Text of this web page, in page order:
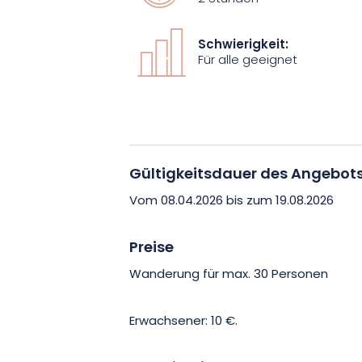
dauert und Sie mit ungewöhnlichen
Existenz Sie nicht einmal geahnt hätten.
Denken Sie an Schuhe, die für einen
Schwierigkeit:
Für alle geeignet
Gültigkeitsdauer des
Vom 08.04.2026 bis zum 19.08.2026
Preise
Wanderung für max. 30 Personen
Erwachsener: 10 €.